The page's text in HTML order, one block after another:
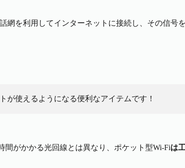
網を利用してインターネットに接続し、その信
が使えるようになる便利なアイテムです！
間がかかる光回線とは異なり、ポケット型Wi-Fiは